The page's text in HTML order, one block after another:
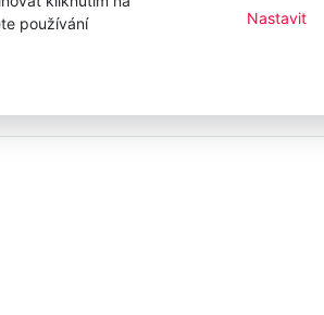
používání
Nastavit